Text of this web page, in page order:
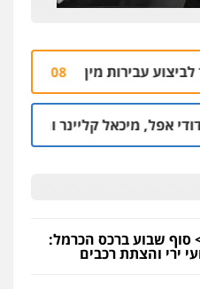
מין 05.08 | 10:05
קליינר והאחים איציק
סוף שבוע ברכס הכרמל:
ירי והצתת רכבים